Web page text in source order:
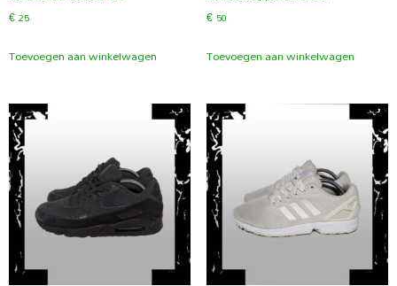
€25
Toevoegen aan winkelwagen
€50
Toevoegen aan winkelwagen